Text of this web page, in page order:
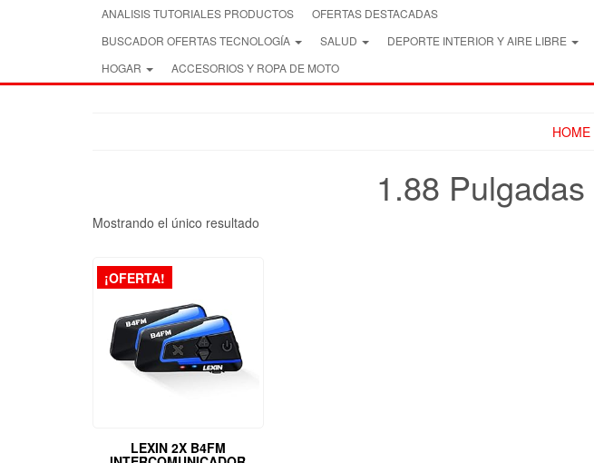
ANALISIS TUTORIALES PRODUCTOS
OFERTAS DESTACADAS
BUSCADOR OFERTAS TECNOLOGÍA
SALUD
DEPORTE INTERIOR Y AIRE LIBRE
HOGAR
ACCESORIOS Y ROPA DE MOTO
HOME
1.88 Pulgadas
Mostrando el único resultado
¡OFERTA!
LEXIN 2X B4FM